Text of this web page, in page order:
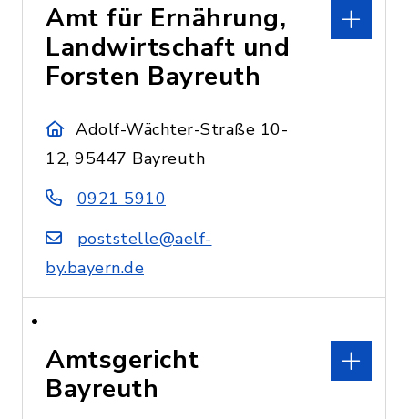
Amt für Ernährung,
Landwirtschaft und
Forsten Bayreuth
Adolf-Wächter-Straße 10-
12, 95447 Bayreuth
0921 5910
poststelle@aelf-
by.bayern.de
Amtsgericht
Bayreuth